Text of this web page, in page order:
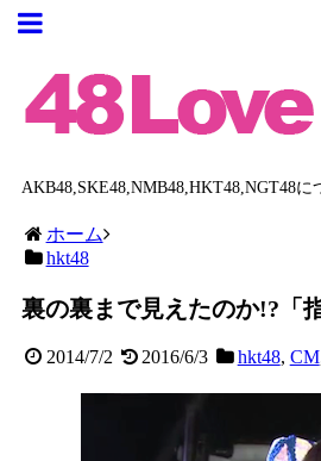
AKB48,SKE48,NMB48,HKT48,NGT48に
ホーム
hkt48
裏の裏まで見えたのか!?「
2014/7/2 2016/6/3 hkt48, CM